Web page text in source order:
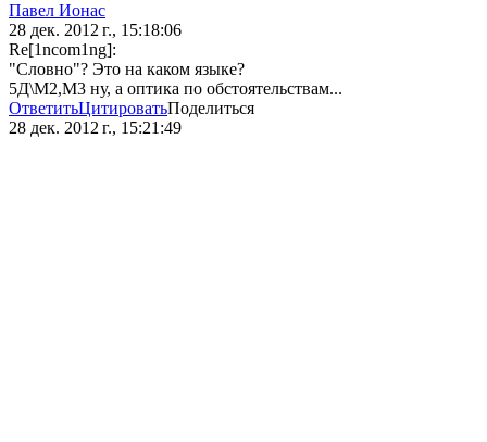
Павел Ионас
28 дек. 2012 г., 15:18:06
Re[1ncom1ng]:
"Словно"? Это на каком языке?
5Д\М2,М3 ну, а оптика по обстоятельствам...
ОтветитьЦитироватьПоделиться
28 дек. 2012 г., 15:21:49